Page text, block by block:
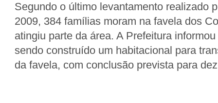
Segundo o último levantamento realizado
2009, 384 famílias moram na favela dos
atingiu parte da área. A Prefeitura
sendo construído um habitacional para
da favela, com conclusão prevista para